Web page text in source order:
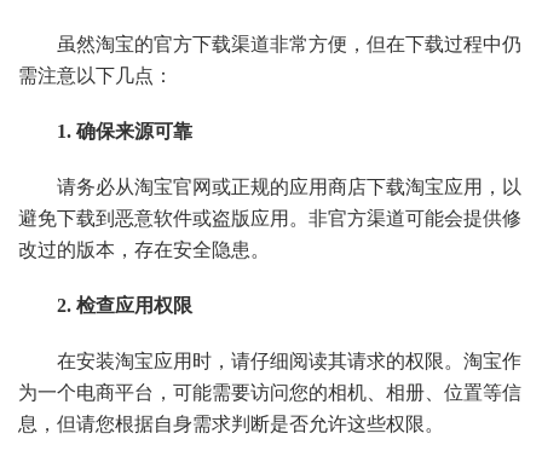
虽然淘宝的官方下载渠道非常方便，但在下载过程中仍
需注意以下几点：
1. 确保来源可靠
请务必从淘宝官网或正规的应用商店下载淘宝应用，以
避免下载到恶意软件或盗版应用。非官方渠道可能会提供修
改过的版本，存在安全隐患。
2. 检查应用权限
在安装淘宝应用时，请仔细阅读其请求的权限。淘宝作
为一个电商平台，可能需要访问您的相机、相册、位置等信
息，但请您根据自身需求判断是否允许这些权限。